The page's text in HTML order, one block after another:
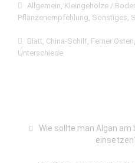
Allgemein, Kleingehölze /
Pflanzenempfehlung, Sonstiges,
Blatt, China-Schilf, Ferner Osten,
Unterschiede
Wie sollte man Algan